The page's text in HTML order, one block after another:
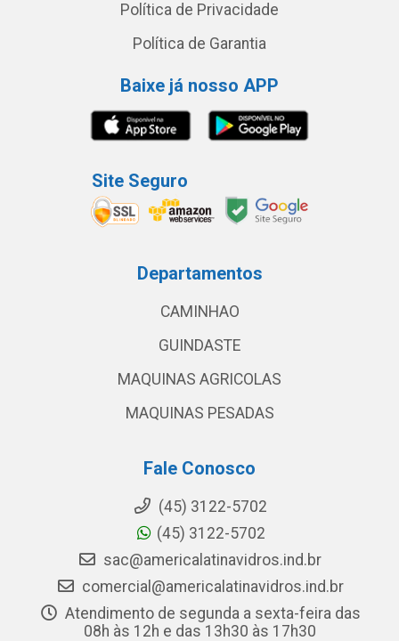
Política de Privacidade
Política de Garantia
Baixe já nosso APP
Site Seguro
Departamentos
CAMINHAO
GUINDASTE
MAQUINAS AGRICOLAS
MAQUINAS PESADAS
Fale Conosco
(45) 3122-5702
(45) 3122-5702
sac@americalatinavidros.ind.br
comercial@americalatinavidros.ind.br
Atendimento de segunda a sexta-feira das
08h às 12h e das 13h30 às 17h30